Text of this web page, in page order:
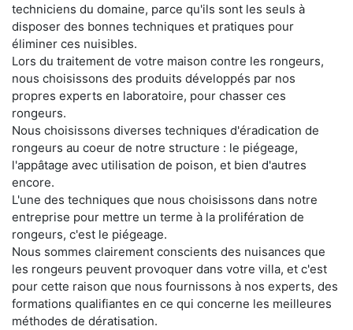
techniciens du domaine, parce qu'ils sont les seuls à
disposer des bonnes techniques et pratiques pour
éliminer ces nuisibles.
Lors du traitement de votre maison contre les rongeurs,
nous choisissons des produits développés par nos
propres experts en laboratoire, pour chasser ces
rongeurs.
Nous choisissons diverses techniques d'éradication de
rongeurs au coeur de notre structure : le piégeage,
l'appâtage avec utilisation de poison, et bien d'autres
encore.
L'une des techniques que nous choisissons dans notre
entreprise pour mettre un terme à la prolifération de
rongeurs, c'est le piégeage.
Nous sommes clairement conscients des nuisances que
les rongeurs peuvent provoquer dans votre villa, et c'est
pour cette raison que nous fournissons à nos experts, des
formations qualifiantes en ce qui concerne les meilleures
méthodes de dératisation.